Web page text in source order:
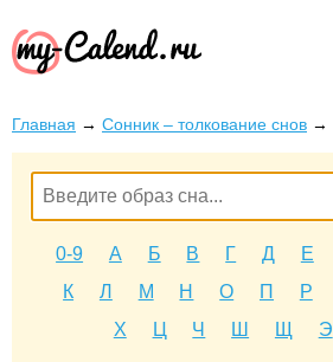
Главная → Сонник – толкование снов →
0-9 А Б В Г Д Е
К
Л М Н О П Р
Х
Ц Ч Ш Щ Э